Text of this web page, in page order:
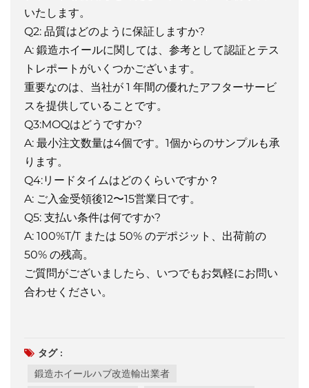
いたします。
Q2: 品質はどのように保証しますか?
A: 鍛造ホイールに関しては、参考として認証とテス
トレポートがいくつかございます。
重要なのは、当社が 1 年間の優れたアフターサービ
スを提供していることです。
Q3:MOQはどうですか?
A: 最小注文数量は4個です。1個からのサンプルも承
ります。
Q4:リードタイムはどのくらいですか？
A: ご入金受領後12〜15営業日です。
Q5: 支払い条件は何ですか?
A: 100%T/T または 50% のデポジット、出荷前の
50% の残高。
ご質問がございましたら、いつでもお気軽にお問い
合わせください。
タグ :
鍛造ホイールハブ改造輸出業者